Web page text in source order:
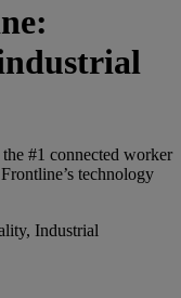
#1 connected worker
technology
Industrial